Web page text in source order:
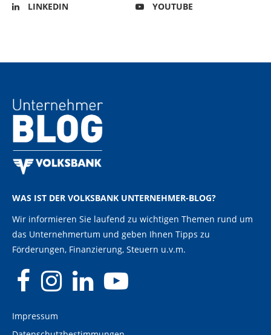
LINKEDIN
YOUTUBE
WAS IST DER VOLKSBANK UNTERNEHMER-BLOG?
Wir informieren Sie laufend zu wichtigen Themen rund um
das Unternehmertum und geben Ihnen Tipps zu
Förderungen, Finanzierung, Steuern u.v.m.
Impressum